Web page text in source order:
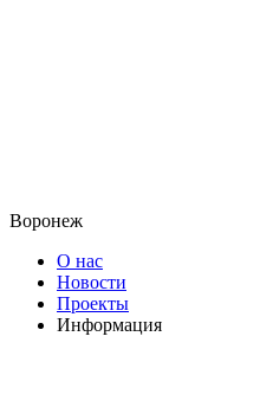
Воронеж
О нас
Новости
Проекты
Информация